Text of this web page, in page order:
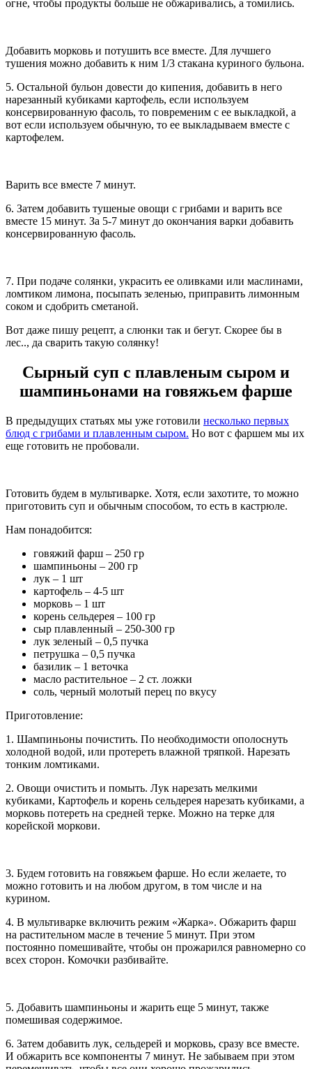
огне, чтобы продукты больше не обжаривались, а томились.
Добавить морковь и потушить все вместе. Для лучшего
тушения можно добавить к ним 1/3 стакана куриного бульона.
5. Остальной бульон довести до кипения, добавить в него
нарезанный кубиками картофель, если используем
консервированную фасоль, то повременим с ее выкладкой, а
вот если используем обычную, то ее выкладываем вместе с
картофелем.
Варить все вместе 7 минут.
6. Затем добавить тушеные овощи с грибами и варить все
вместе 15 минут. За 5-7 минут до окончания варки добавить
консервированную фасоль.
7. При подаче солянки, украсить ее оливками или маслинами,
ломтиком лимона, посыпать зеленью, приправить лимонным
соком и сдобрить сметаной.
Вот даже пишу рецепт, а слюнки так и бегут. Скорее бы в
лес.., да сварить такую солянку!
Сырный суп c плавленым сыром и
шампиньонами на говяжьем фарше
В предыдущих статьях мы уже готовили несколько первых
блюд с грибами и плавленным сыром. Но вот с фаршем мы их
еще готовить не пробовали.
Готовить будем в мультиварке. Хотя, если захотите, то можно
приготовить суп и обычным способом, то есть в кастрюле.
Нам понадобится:
говяжий фарш – 250 гр
шампиньоны – 200 гр
лук – 1 шт
картофель – 4-5 шт
морковь – 1 шт
корень сельдерея – 100 гр
сыр плавленный – 250-300 гр
лук зеленый – 0,5 пучка
петрушка – 0,5 пучка
базилик – 1 веточка
масло растительное – 2 ст. ложки
соль, черный молотый перец по вкусу
Приготовление:
1. Шампиньоны почистить. По необходимости ополоснуть
холодной водой, или протереть влажной тряпкой. Нарезать
тонким ломтиками.
2. Овощи очистить и помыть. Лук нарезать мелкими
кубиками, Картофель и корень сельдерея нарезать кубиками, а
морковь потереть на средней терке. Можно на терке для
корейской моркови.
3. Будем готовить на говяжьем фарше. Но если желаете, то
можно готовить и на любом другом, в том числе и на
курином.
4. В мультиварке включить режим «Жарка». Обжарить фарш
на растительном масле в течение 5 минут. При этом
постоянно помешивайте, чтобы он прожарился равномерно со
всех сторон. Комочки разбивайте.
5. Добавить шампиньоны и жарить еще 5 минут, также
помешивая содержимое.
6. Затем добавить лук, сельдерей и морковь, сразу все вместе.
И обжарить все компоненты 7 минут. Не забываем при этом